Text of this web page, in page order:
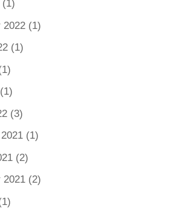
2022(1)
(1)
(3)
(1)
(2)
2021(2)